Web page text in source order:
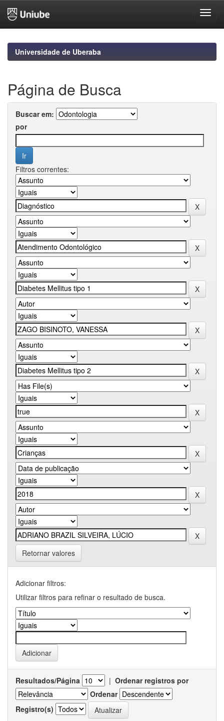
navigationUniversidade de Uberaba
Página de Busca
Buscar em:
por
Filtros correntes:
Retornar valores
Adicionar filtros:
Utilizar filtros para refinar o resultado de busca.
Resultados/Página | Ordenar registros por
Ordenar
Registro(s)